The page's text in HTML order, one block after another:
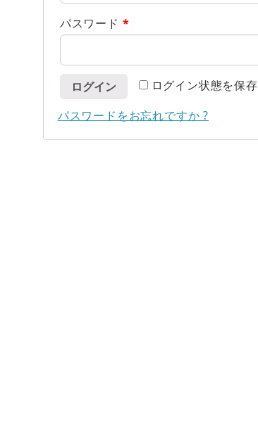
パスワード *
ログイン状態を保存
ログイン
パスワードをお忘れですか ?